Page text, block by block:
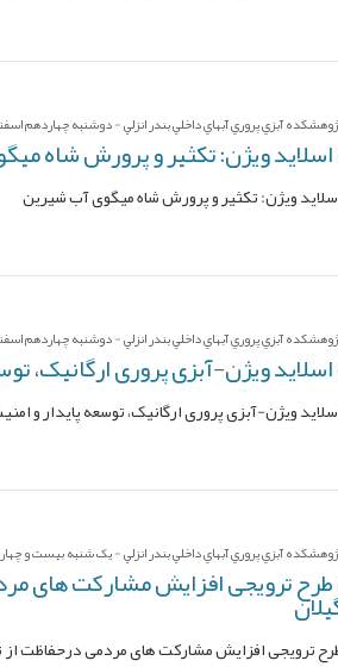
آبزي پروري آبهاي داخلي بندر انزلي - دوشنبه چهاردهم اسفند
اسلاید ویژن: تکثیر و پرورش شاه
ویژن: تکثیر و پرورش شاه میگوی آب شیرین
آبزي پروري آبهاي داخلي بندر انزلي - دوشنبه چهاردهم اسفند
اسلاید ویژن-آبزی پروری ارگانیک،
ویژن-آبزی پروری ارگانیک، توسعه پایدار و
آبزي پروري آبهاي داخلي بندر انزلي - یک شنبه بیست و چهارم
طرح ترويجی افزایش مشارکت های
ترويجی افزایش مشارکت های مردمی درحفاظت از